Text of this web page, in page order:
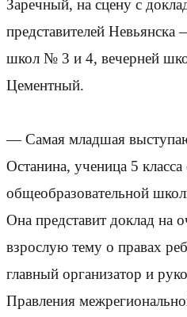
Заречный, на сцену с
представителей
школ № 3 и 4, вечерней
Цементный.
— Самая младшая
Останина, ученица 5 класса
общеобразовательной
Она представит доклад на
взрослую тему о правах
главный организатор и
Правления